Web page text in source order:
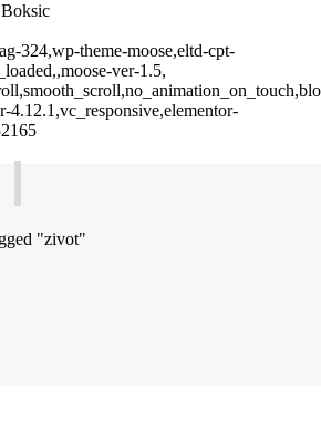
324,wp-theme-moose,eltd-cpt-
ver-1.5,
4.12.1,vc_responsive,elementor-
"zivot"